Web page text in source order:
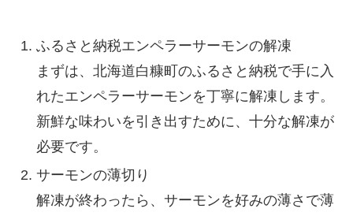
ふるさと納税エンペラーサーモンの解凍
まずは、北海道白糠町のふるさと納税で手に入
れたエンペラーサーモンを丁寧に解凍します。
新鮮な味わいを引き出すために、十分な解凍が
必要です。
サーモンの薄切り
解凍が終わったら、サーモンを好みの薄さで薄